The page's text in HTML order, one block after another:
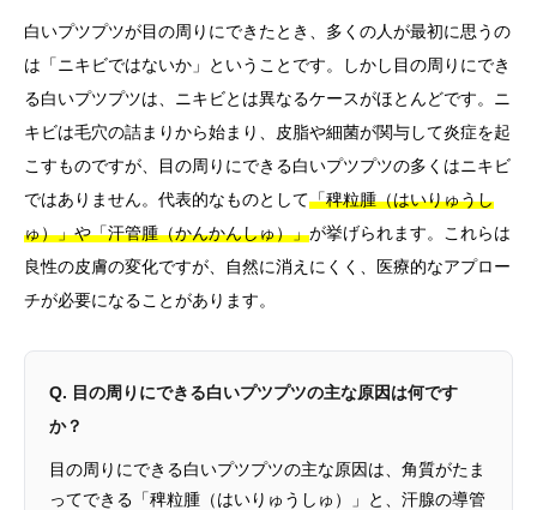
白いプツプツが目の周りにできたとき、多くの人が最初に思うの
は「ニキビではないか」ということです。しかし目の周りにでき
る白いプツプツは、ニキビとは異なるケースがほとんどです。ニ
キビは毛穴の詰まりから始まり、皮脂や細菌が関与して炎症を起
こすものですが、目の周りにできる白いプツプツの多くはニキビ
ではありません。代表的なものとして「稗粒腫（はいりゅうし
ゅ）」や「汗管腫（かんかんしゅ）」が挙げられます。これらは
良性の皮膚の変化ですが、自然に消えにくく、医療的なアプロー
チが必要になることがあります。
Q. 目の周りにできる白いプツプツの主な原因は何です
か？
目の周りにできる白いプツプツの主な原因は、角質がたま
ってできる「稗粒腫（はいりゅうしゅ）」と、汗腺の導管